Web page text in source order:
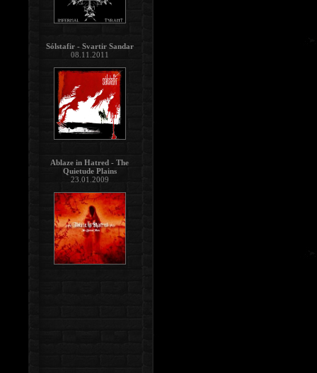
Sólstafir - Svartir Sandar
08.11.2011
Ablaze in Hatred - The
Quietude Plains
23.01.2009